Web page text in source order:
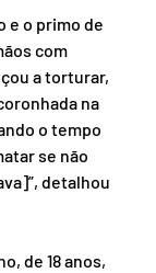
e o primo de
com
a torturar,
na
o tempo
se não
detalhou
de 18 anos,